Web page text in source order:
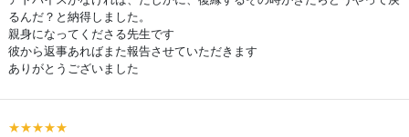
るんだ？と納得しました。
親身になってくださる先生です
彼から返事あればまた報告させていただきます
ありがとうございました
★★★★★